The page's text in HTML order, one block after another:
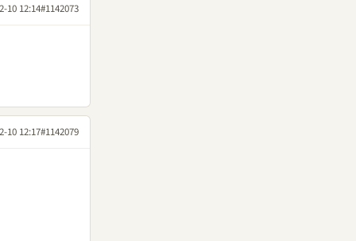
10 12:14#1142073
10 12:17#1142079